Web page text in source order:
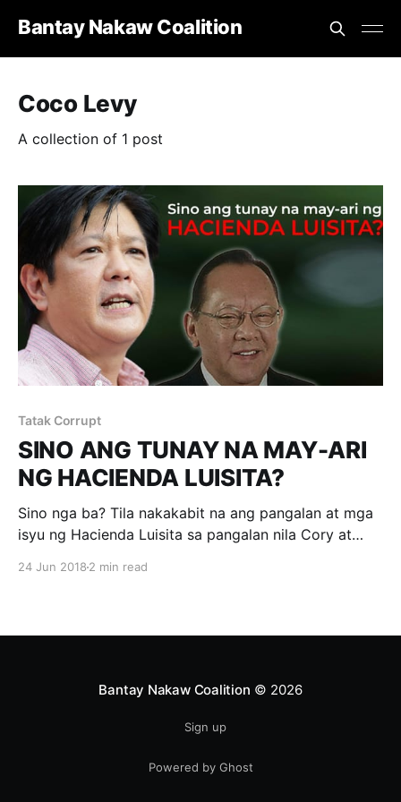
Bantay Nakaw Coalition
Coco Levy
A collection of 1 post
Tatak Corrupt
SINO ANG TUNAY NA MAY-ARI
NG HACIENDA LUISITA?
Sino nga ba? Tila nakakabit na ang pangalan at mga
isyu ng Hacienda Luisita sa pangalan nila Cory at
24 Jun 2018 2 min read
Bantay Nakaw Coalition © 2026
Sign up
Powered by Ghost